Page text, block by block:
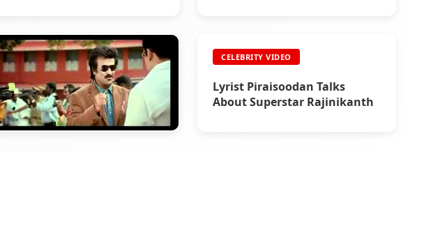
CELEBRITY VIDEO
Lyrist Piraisoodan Talks
About Superstar Rajinikanth